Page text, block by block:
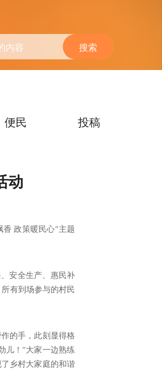
搜索
便民 投稿
动
香 政策暖民心"主题
安全生产、惠民补
有到场参与的村民
的手，此刻显得格
儿！"大家一边熟练
乡村大家庭的和谐